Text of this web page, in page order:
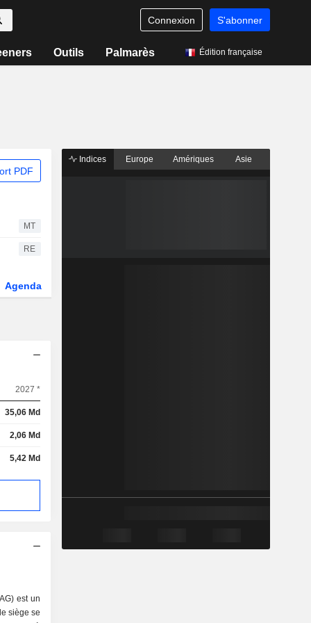
Connexion S'abonner
Outils Palmarès Édition française
PDF
MT
RE
Agenda
2027 *
35,06 Md
2,06 Md
5,42 Md
est un
siège se
Indices Europe Amériques Asie